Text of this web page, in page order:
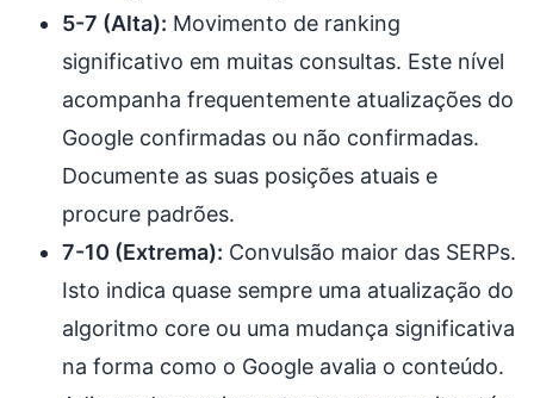
5-7 (Alta): Movimento de ranking
significativo em muitas consultas. Este nível
acompanha frequentemente atualizações do
Google confirmadas ou não confirmadas.
Documente as suas posições atuais e
procure padrões.
7-10 (Extrema): Convulsão maior das SERPs.
Isto indica quase sempre uma atualização do
algoritmo core ou uma mudança significativa
na forma como o Google avalia o conteúdo.